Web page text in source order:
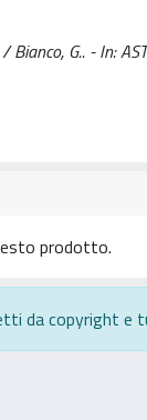
Bianco, G.. - In:
prodotto.
da copyright e